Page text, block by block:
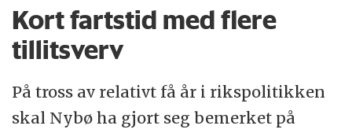
Kort fartstid med flere
tillitsverv
På tross av relativt få år i rikspolitikken
skal Nybø ha gjort seg bemerket på